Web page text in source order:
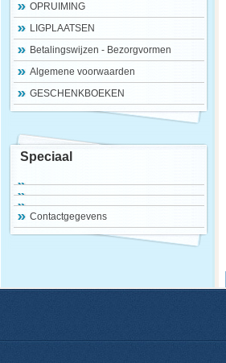
OPRUIMING
LIGPLAATSEN
Betalingswijzen - Bezorgvormen
Algemene voorwaarden
GESCHENKBOEKEN
Speciaal
Contactgegevens